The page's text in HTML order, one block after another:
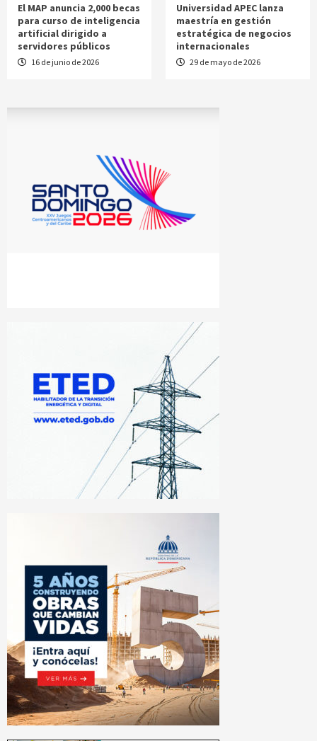
El MAP anuncia 2,000 becas
para curso de inteligencia
artificial dirigido a
servidores públicos
16 de junio de 2026
Universidad APEC lanza
maestría en gestión
estratégica de negocios
internacionales
29 de mayo de 2026